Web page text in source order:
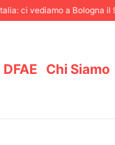
ci vediamo a Bologna il 9 e
DFAE Chi Siamo